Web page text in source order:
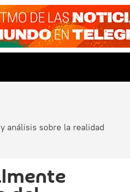
análisis sobre la realidad